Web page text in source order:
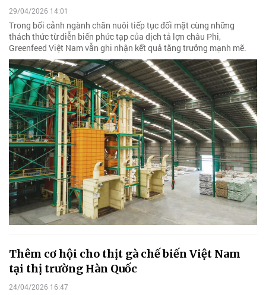
29/04/2026 14:01
Trong bối cảnh ngành chăn nuôi tiếp tục đối mặt cùng những
thách thức từ diễn biến phức tạp của dịch tả lợn châu Phi,
Greenfeed Việt Nam vẫn ghi nhận kết quả tăng trưởng mạnh mẽ.
Thêm cơ hội cho thịt gà chế biến Việt Nam
tại thị trường Hàn Quốc
24/04/2026 16:47